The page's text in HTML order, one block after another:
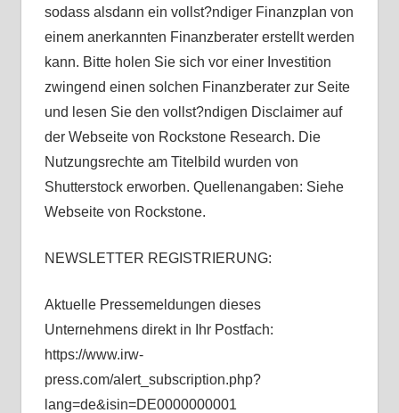
sodass alsdann ein vollst?ndiger Finanzplan von
einem anerkannten Finanzberater erstellt werden
kann. Bitte holen Sie sich vor einer Investition
zwingend einen solchen Finanzberater zur Seite
und lesen Sie den vollst?ndigen Disclaimer auf
der Webseite von Rockstone Research. Die
Nutzungsrechte am Titelbild wurden von
Shutterstock erworben. Quellenangaben: Siehe
Webseite von Rockstone.
NEWSLETTER REGISTRIERUNG:
Aktuelle Pressemeldungen dieses
Unternehmens direkt in Ihr Postfach:
https://www.irw-
press.com/alert_subscription.php?
lang=de&isin=DE0000000001